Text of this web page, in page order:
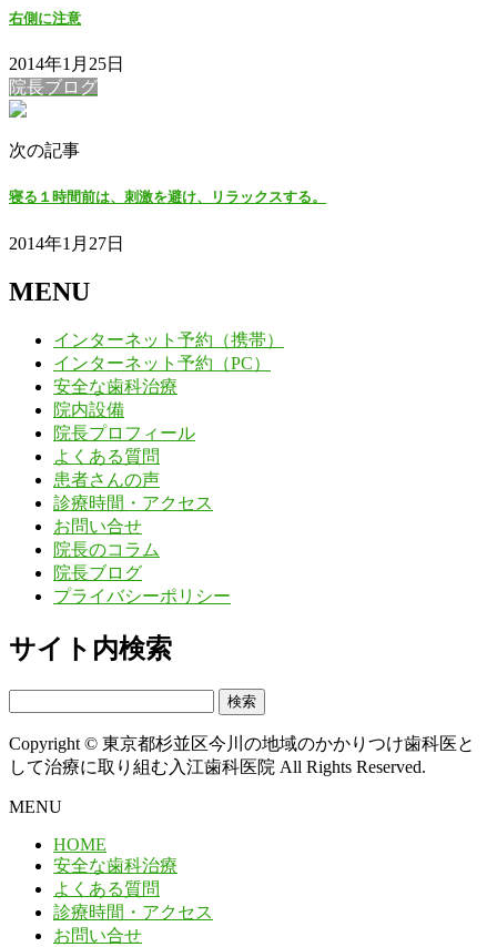
右側に注意
2014年1月25日
院長ブログ
次の記事
寝る１時間前は、刺激を避け、リラックスする。
2014年1月27日
MENU
インターネット予約（携帯）
インターネット予約（PC）
安全な歯科治療
院内設備
院長プロフィール
よくある質問
患者さんの声
診療時間・アクセス
お問い合せ
院長のコラム
院長ブログ
プライバシーポリシー
サイト内検索
Copyright © 東京都杉並区今川の地域のかかりつけ歯科医と
して治療に取り組む入江歯科医院 All Rights Reserved.
MENU
HOME
安全な歯科治療
よくある質問
診療時間・アクセス
お問い合せ